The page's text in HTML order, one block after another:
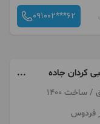
091002***62
کردان جاده
فردوس